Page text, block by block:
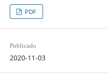
PDF
Publicado
2020-11-03